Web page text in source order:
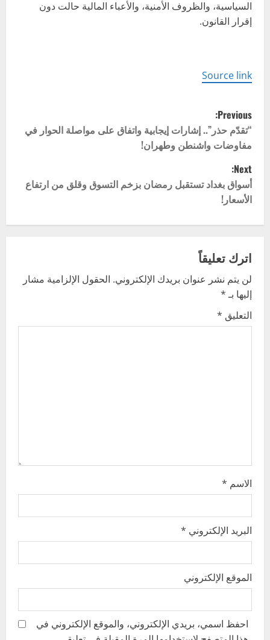
السياسية، والظروف الأمنية، والأعباء المالية حالت دون
إقرار القانون.
Source link
P
o
s
t
n
v
i
g
Previous:
“تقدّم حذر”.. إشارات إيجابية واتفاق على مواصلة الحوار في
مفاوضات واشنطن وطهران!
Next:
أسواق بغداد تستقبل رمضان بزخم التسوق وقلق من ارتفاع
الأسعار!
اترك تعليقاً
لن يتم نشر عنوان بريدك الإلكتروني. الحقول الإلزامية مشار
إليها بـ*
التعليق *
الاسم *
البريد الإلكتروني *
الموقع الإلكتروني
احفظ اسمي، بريدي الإلكتروني، والموقع الإلكتروني في